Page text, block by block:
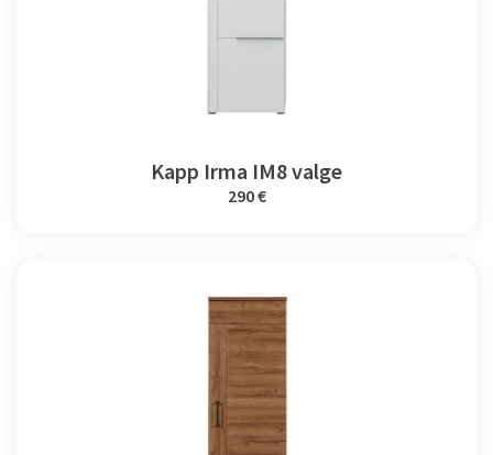
Kapp Irma IM8 valge
290 €